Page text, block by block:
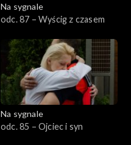
Na sygnale
odc. 87 – Wyścig z czasem
Na sygnale
odc. 85 – Ojciec i syn